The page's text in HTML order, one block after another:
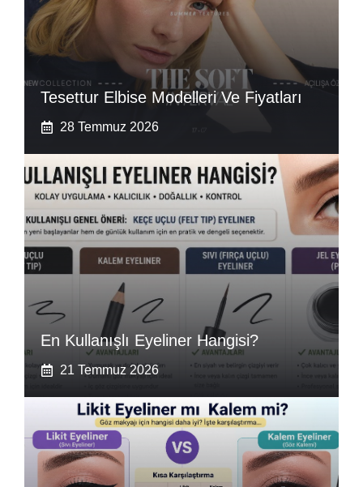
Tesettur Elbise Modelleri Ve Fiyatları
28 Temmuz 2026
En Kullanışlı Eyeliner Hangisi?
21 Temmuz 2026